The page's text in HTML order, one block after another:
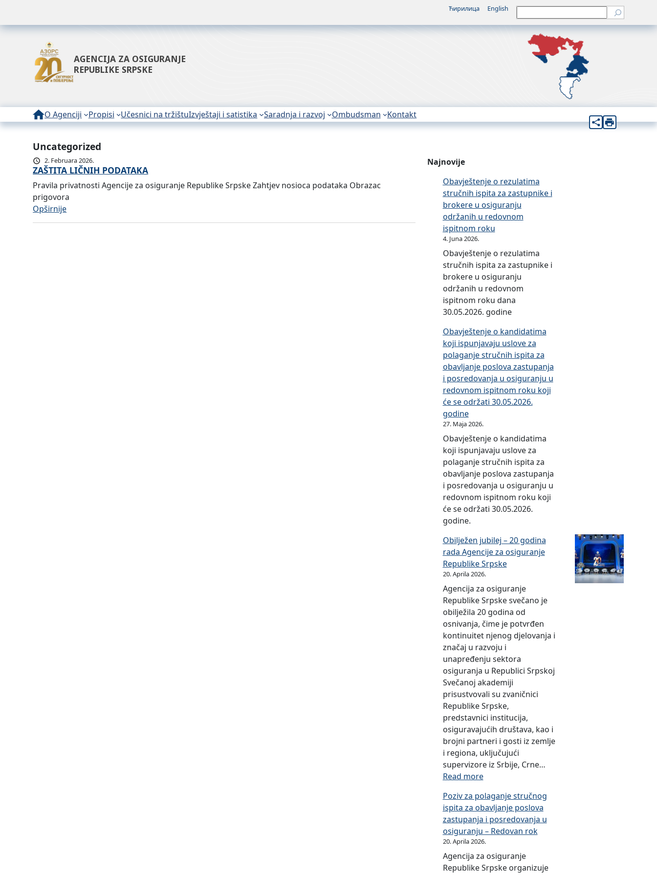
Ћирилица English Претрага
AGENCIJA ZA OSIGURANJE
REPUBLIKE SRPSKE
O Agenciji Propisi Učesnici na tržištuIzvještaji i satistika Saradnja i razvoj Ombudsman Kontakt
Uncategorized
2. Februara 2026.
ZAŠTITA LIČNIH PODATAKA
Pravila privatnosti Agencije za osiguranje Republike Srpske Zahtjev nosioca podataka Obrazac
prigovora
Opširnije:
Z
Najnovije
Obavještenje o rezulatima
stručnih ispita za zastupnike i
brokere u osiguranju
održanih u redovnom
ispitnom roku
4. Juna 2026.
Obavještenje o rezulatima
stručnih ispita za zastupnike i
brokere u osiguranju
održanih u redovnom
ispitnom roku dana
30.05.2026. godine
Obavještenje o kandidatima
koji ispunjavaju uslove za
polaganje stručnih ispita za
obavljanje poslova zastupanja
i posredovanja u osiguranju u
redovnom ispitnom roku koji
će se održati 30.05.2026.
godine
27. Maja 2026.
Obavještenje o kandidatima
koji ispunjavaju uslove za
polaganje stručnih ispita za
obavljanje poslova zastupanja
i posredovanja u osiguranju u
redovnom ispitnom roku koji
će se održati 30.05.2026.
godine.
Obilježen jubilej – 20 godina
rada Agencije za osiguranje
Republike Srpske
20. Aprila 2026.
Agencija za osiguranje
Republike Srpske svečano je
obilježila 20 godina od
osnivanja, čime je potvrđen
kontinuitet njenog djelovanja i
značaj u razvoju i
unapređenju sektora
osiguranja u Republici Srpskoj
Svečanoj akademiji
prisustvovali su zvaničnici
Republike Srpske,
predstavnici institucija,
osiguravajućih društava, kao i
brojni partneri i gosti iz zemlje
i regiona, uključujući
supervizore iz Srbije, Crne…
Read more:
b
i
l
j
e
ž
e
Poziv za polaganje stručnog
ispita za obavljanje poslova
zastupanja i posredovanja u
osiguranju – Redovan rok
20. Aprila 2026.
Agencija za osiguranje
Republike Srpske organizuje